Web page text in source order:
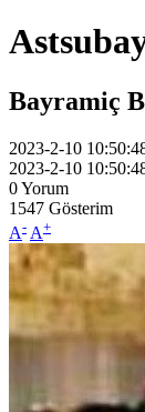
Bayramiç
2023-2-10
2023-2-10
0Yorum
1547 Gösterim
A- A+